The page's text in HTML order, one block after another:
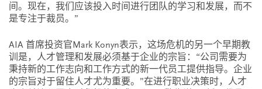
间。现在，我们应该投入时间进行团队的学习和发展，而不
是专注于裁员。”
AIA 首席投资官Mark Konyn表示，这场危机的另一个早期教
训是，人才管理和发展必须基于企业的宗旨：“公司需要为
秉持新的工作志向和工作方式的新一代员工提供指导。企业
的宗旨对于留住人才尤为重要。”在进行职业决策时，人才